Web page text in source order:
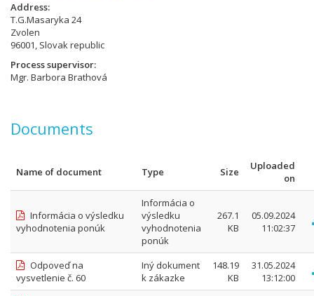
Address
T.G.Masaryka 24
Zvolen
96001, Slovak republic
Process supervisor
Mgr. Barbora Brathová
Documents
Name of document Type Size
Uploaded
on
Informácia o výsledku
vyhodnotenia ponúk
Informácia o
výsledku
vyhodnotenia
ponúk
267.1
KB
05.09.2024
11:02:37
Odpoveď na
vysvetlenie č. 60
Iný dokument
k zákazke
148.19
KB
31.05.2024
13:12:00